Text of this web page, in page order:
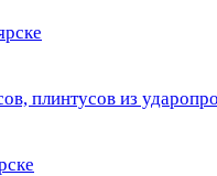
плинтусов из